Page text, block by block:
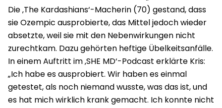
Die ‚The Kardashians‘-Macherin (70) gestand, dass
sie Ozempic ausprobierte, das Mittel jedoch wieder
absetzte, weil sie mit den Nebenwirkungen nicht
zurechtkam. Dazu gehörten heftige Übelkeitsanfälle.
In einem Auftritt im ‚SHE MD‘-Podcast erklärte Kris:
„Ich habe es ausprobiert. Wir haben es einmal
getestet, als noch niemand wusste, was das ist, und
es hat mich wirklich krank gemacht. Ich konnte nicht